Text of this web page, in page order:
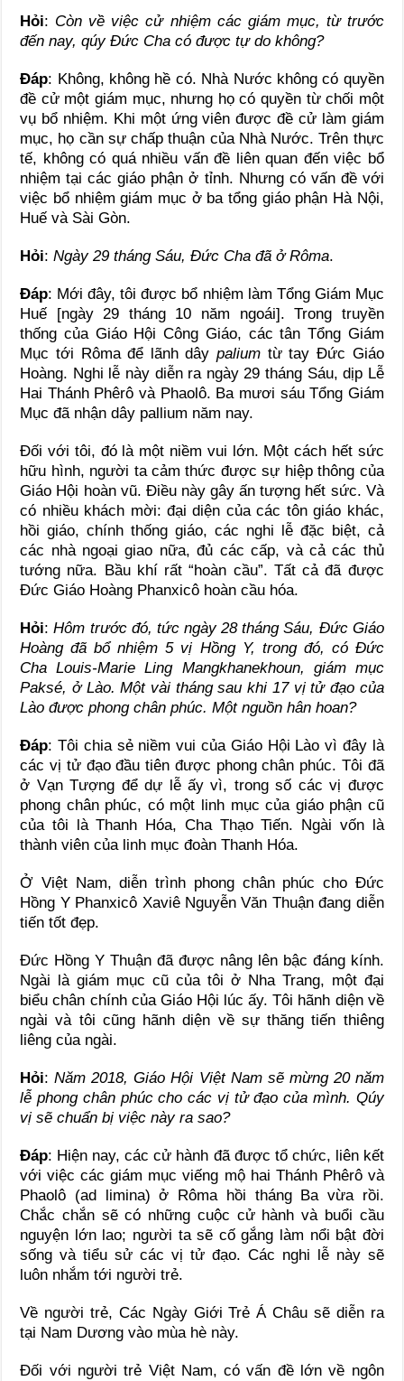
Hỏi: Còn về việc cử nhiệm các giám mục, từ trước
đến nay, qúy Đức Cha có được tự do không?
Đáp: Không, không hề có. Nhà Nước không có quyền
đề cử một giám mục, nhưng họ có quyền từ chối một
vụ bổ nhiệm. Khi một ứng viên được đề cử làm giám
mục, họ cần sự chấp thuận của Nhà Nước. Trên thực
tế, không có quá nhiều vấn đề liên quan đến việc bổ
nhiệm tại các giáo phận ở tỉnh. Nhưng có vấn đề với
việc bổ nhiệm giám mục ở ba tổng giáo phận Hà Nội,
Huế và Sài Gòn.
Hỏi:Ngày 29 tháng Sáu, Đức Cha đã ở Rôma.
Đáp: Mới đây, tôi được bổ nhiệm làm Tổng Giám Mục
Huế [ngày 29 tháng 10 năm ngoái]. Trong truyền
thống của Giáo Hội Công Giáo, các tân Tổng Giám
Mục tới Rôma để lãnh dâypalium từ tay Đức Giáo
Hoàng. Nghi lễ này diễn ra ngày 29 tháng Sáu, dịp Lễ
Hai Thánh Phêrô và Phaolô. Ba mươi sáu Tổng Giám
Mục đã nhận dây pallium năm nay.
Đối với tôi, đó là một niềm vui lớn. Một cách hết sức
hữu hình, người ta cảm thức được sự hiệp thông của
Giáo Hội hoàn vũ. Điều này gây ấn tượng hết sức. Và
có nhiều khách mời: đại diện của các tôn giáo khác,
hồi giáo, chính thống giáo, các nghi lễ đặc biệt, cả
các nhà ngoại giao nữa, đủ các cấp, và cả các thủ
tướng nữa. Bầu khí rất “hoàn cầu”. Tất cả đã được
Đức Giáo Hoàng Phanxicô hoàn cầu hóa.
Hỏi:Hôm trước đó, tức ngày 28 tháng Sáu, Đức Giáo
Hoàng đã bổ nhiệm 5 vị Hồng Y, trong đó, có Đức
Cha Louis-Marie Ling Mangkhanekhoun, giám mục
Paksé, ở Lào. Một vài tháng sau khi 17 vị tử đạo của
Lào được phong chân phúc. Một nguồn hân hoan?
Đáp: Tôi chia sẻ niềm vui của Giáo Hội Lào vì đây là
các vị tử đạo đầu tiên được phong chân phúc. Tôi đã
ở Vạn Tượng để dự lễ ấy vì, trong số các vị được
phong chân phúc, có một linh mục của giáo phận cũ
của tôi là Thanh Hóa, Cha Thạo Tiến. Ngài vốn là
thành viên của linh mục đoàn Thanh Hóa.
Ở Việt Nam, diễn trình phong chân phúc cho Đức
Hồng Y Phanxicô Xaviê Nguyễn Văn Thuận đang diễn
tiến tốt đẹp.
Đức Hồng Y Thuận đã được nâng lên bậc đáng kính.
Ngài là giám mục cũ của tôi ở Nha Trang, một đại
biểu chân chính của Giáo Hội lúc ấy. Tôi hãnh diện về
ngài và tôi cũng hãnh diện về sự thăng tiến thiêng
liêng của ngài.
Hỏi:Năm 2018, Giáo Hội Việt Nam sẽ mừng 20 năm
lễ phong chân phúc cho các vị tử đạo của mình. Qúy
vị sẽ chuẩn bị việc này ra sao?
Đáp: Hiện nay, các cử hành đã được tổ chức, liên kết
với việc các giám mục viếng mộ hai Thánh Phêrô và
Phaolô (ad limina) ở Rôma hồi tháng Ba vừa rồi.
Chắc chắn sẽ có những cuộc cử hành và buổi cầu
nguyện lớn lao; người ta sẽ cố gắng làm nổi bật đời
sống và tiểu sử các vị tử đạo. Các nghi lễ này sẽ
luôn nhắm tới người trẻ.
Về người trẻ, Các Ngày Giới Trẻ Á Châu sẽ diễn ra
tại Nam Dương vào mùa hè này.
Đối với người trẻ Việt Nam, có vấn đề lớn về ngôn